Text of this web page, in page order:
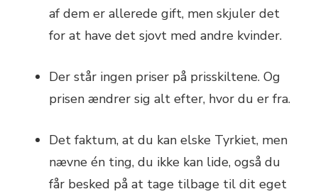
af dem er allerede gift, men skjuler det
for at have det sjovt med andre kvinder.
Der står ingen priser på prisskiltene. Og
prisen ændrer sig alt efter, hvor du er fra.
Det faktum, at du kan elske Tyrkiet, men
nævne én ting, du ikke kan lide, også du
får besked på at tage tilbage til dit eget